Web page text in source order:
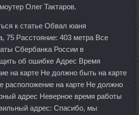
Олег Тактаров.
к статье Обвал юаня
75 Расстояние: 403 метра Все
Сбербанка России в
об ошибке Адрес Время
на карте Не должно быть на карте
расположение на карте Не должно
адрес Неверное время работы
адрес: Спасибо, мы